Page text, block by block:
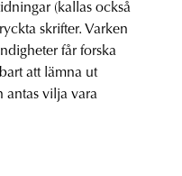
(kallas också
skrifter. Varken
får forska
att lämna ut
antas vilja vara